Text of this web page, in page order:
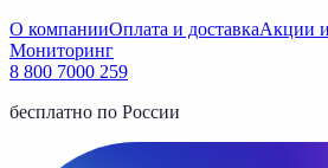
О компанииОплата и доставкаАкции
Мониторинг
8 800 7000 259
бесплатно по России